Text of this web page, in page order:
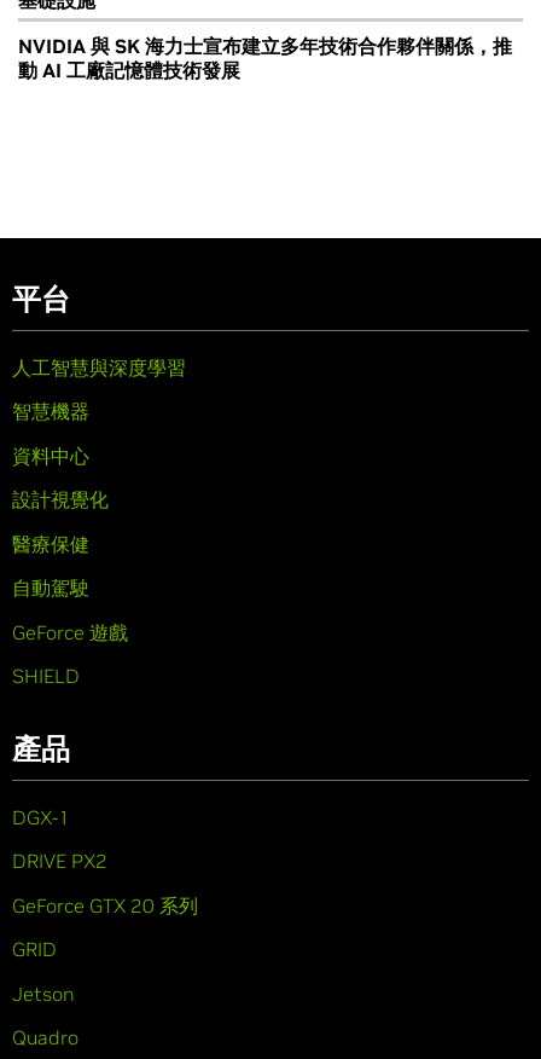
NVIDIA 與 SK 海力士宣布建立多年技術合作夥伴關係，推
動 AI 工廠記憶體技術發展
平台
人工智慧與深度學習
智慧機器
資料中心
設計視覺化
醫療保健
自動駕駛
GeForce 遊戲
SHIELD
產品
DGX-1
DRIVE PX2
GeForce GTX 20 系列
GRID
Jetson
Quadro